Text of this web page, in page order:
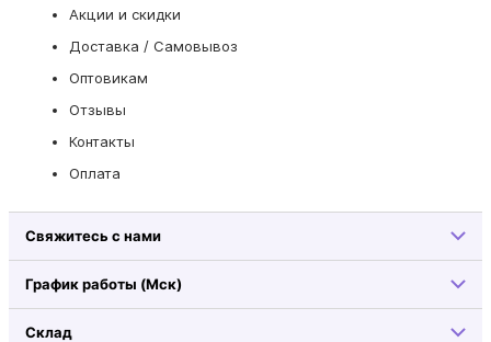
Акции и скидки
Доставка / Самовывоз
Оптовикам
Отзывы
Контакты
Оплата
Свяжитесь с нами
График работы (Мск)
Склад